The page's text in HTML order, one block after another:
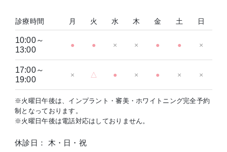
診療時間 月 火 水 木 金 土 日
10:00～
13:00
● ● × × ● ● ×
17:00～
19:00
× △ ● × ● × ×
※火曜日午後は、インプラント・審美・ホワイトニング完全予約
制となっております。
※火曜日午後は電話対応はしておりません。
休診日： 木・日・祝